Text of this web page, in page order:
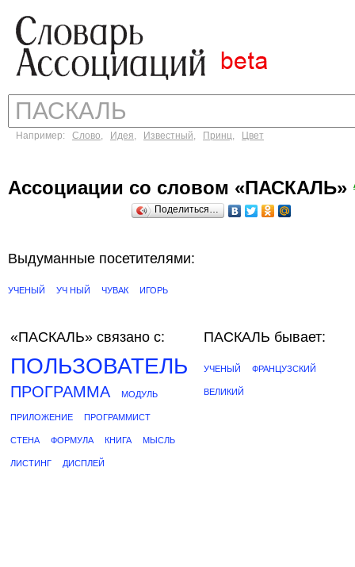
Например: Слово, Идея, Известный, Принц, Цвет
Ассоциации со словом «ПАСКАЛЬ»
Поделиться…
Выдуманные посетителями:
УЧЕНЫЙ УЧ НЫЙ ЧУВАК ИГОРЬ
«ПАСКАЛЬ» связано с:
ПОЛЬЗОВАТЕЛЬ
ПРОГРАММА МОДУЛЬ
ПРИЛОЖЕНИЕ ПРОГРАММИСТ
СТЕНА ФОРМУЛА КНИГА МЫСЛЬ
ЛИСТИНГ ДИСПЛЕЙ
ПАСКАЛЬ бывает:
УЧЕНЫЙ ФРАНЦУЗСКИЙ
ВЕЛИКИЙ